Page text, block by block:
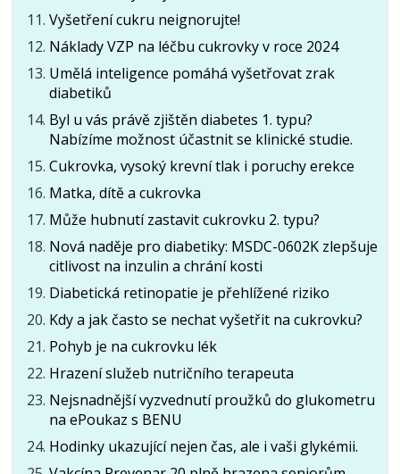
Vyšetření cukru neignorujte!
Náklady VZP na léčbu cukrovky v roce 2024
Umělá inteligence pomáhá vyšetřovat zrak
diabetiků
Byl u vás právě zjištěn diabetes 1. typu?
Nabízíme možnost účastnit se klinické studie.
Cukrovka, vysoký krevní tlak i poruchy erekce
Matka, dítě a cukrovka
Může hubnutí zastavit cukrovku 2. typu?
Nová naděje pro diabetiky: MSDC-0602K zlepšuje
citlivost na inzulin a chrání kosti
Diabetická retinopatie je přehlížené riziko
Kdy a jak často se nechat vyšetřit na cukrovku?
Pohyb je na cukrovku lék
Hrazení služeb nutričního terapeuta
Nejsnadnější vyzvednutí proužků do glukometru
na ePoukaz s BENU
Hodinky ukazující nejen čas, ale i vaši glykémii.